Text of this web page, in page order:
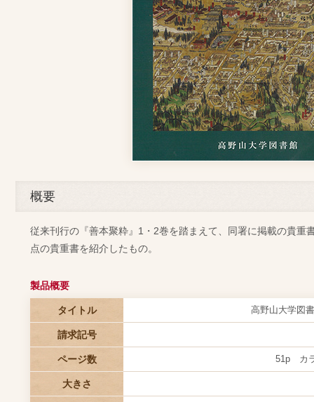
概要
従来刊行の『善本聚粋』1・2巻を踏まえて、同署に掲載の貴重
点の貴重書を紹介したもの。
製品概要
タイトル 高野山大学図
請求記号
ページ数 51p カ
大きさ